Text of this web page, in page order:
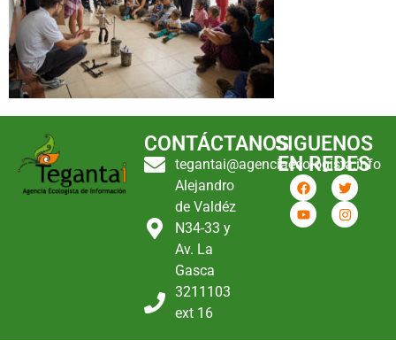
CONTÁCTANOS
tegantai@agenciaecologista.info
Alejandro
de Valdéz
N34-33 y
Av. La
Gasca
3211103
ext 16
SIGUENOS
EN REDES